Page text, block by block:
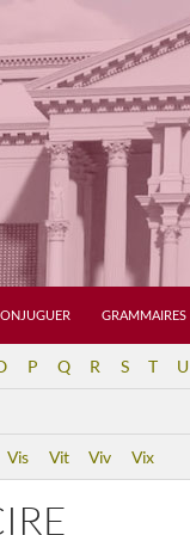
GRAMMAIRES
P Q R S T U
Vis Vit Viv Vix